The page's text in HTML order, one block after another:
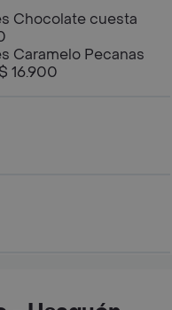
Chocolate cuesta
Caramelo Pecanas
16.900